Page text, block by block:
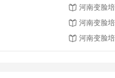
河南变脸
河南变脸
河南变脸